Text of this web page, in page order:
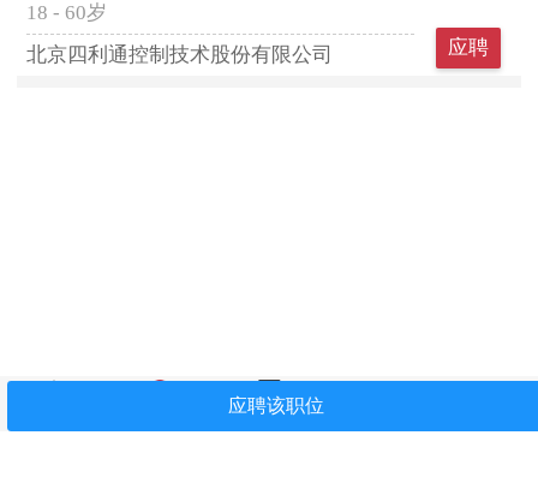
18 - 60岁
北京四利通控制技术股份有限公司
应聘
简历中心